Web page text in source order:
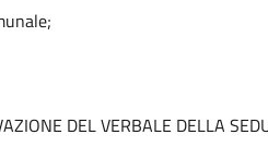
DEL VERBALE DELLA